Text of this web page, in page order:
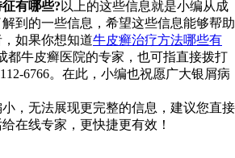
有哪些? 以上的这些信息就是小编从成
到的一些信息，希望这些信息能够帮助
如果你想知道牛皮癣治疗方法哪些有
都牛皮癣医院的专家，也可指直接拨打
6766。在此，小编也祝愿广大银屑病
，无法展现更完整的信息，建议您直接
在线专家，更快捷更有效！